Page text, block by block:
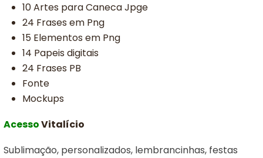
10 Artes para Caneca Jpge
24 Frases em Png
15 Elementos em Png
14 Papeis digitais
24 Frases PB
Fonte
Mockups
AcessoVitalício
Sublimação, personalizados, lembrancinhas, festas